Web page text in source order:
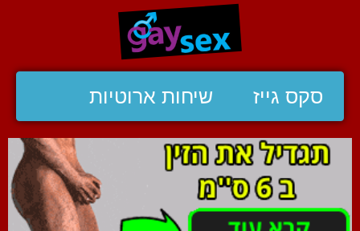
סקס גייז שיחות ארוטיות